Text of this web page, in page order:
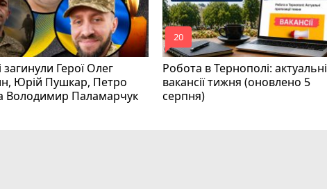
загинули Герої Олег
Юрій Пушкар, Петро
Володимир Паламарчук
Робота в Тернополі: актуальні
вакансії тижня (оновлено 5
серпня)
mode_comment
20